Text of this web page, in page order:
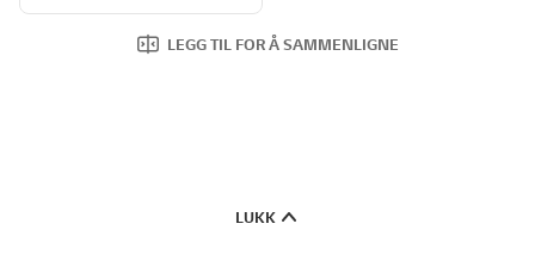
LEGG TIL FOR Å SAMMENLIGNE
LUKK